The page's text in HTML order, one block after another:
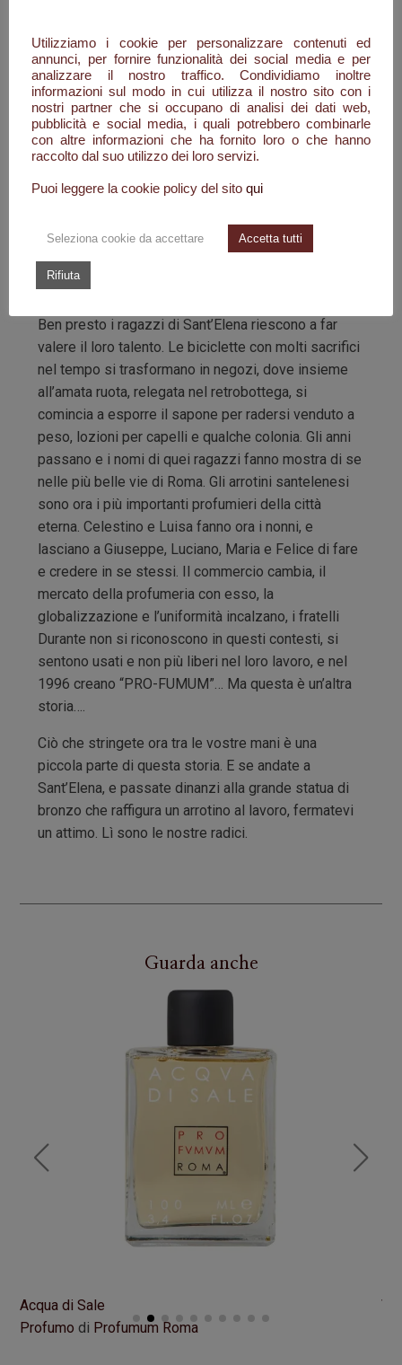
economiche e di vita per la maggioranza della
comunità santelenese: ma molti di quei ragazzi
avevano una grande maestria sotto le loro mani, le
forbici, i coltelli e qualsiasi strumento da taglio e di
lama tornavano come nuovi. Celestino raccoglie le
poche cose che ha e con Luisa, divenuta sua
partono in tanti. Ognuno per la propria strada e i
propri sogni, ciascuno di loro con una bicicletta
attrezzata alla bisogna, qualcuno più fortunato con
una lambretta, inizia a girare per lungo e per largo la
città.
Ben presto i ragazzi di Sant’Elena riescono a far
valere il loro talento. Le biciclette con molti sacrifici
nel tempo si trasformano in negozi, dove insieme
all’amata ruota, relegata nel retrobottega, si
comincia a esporre il sapone per radersi venduto a
peso, lozioni per capelli e qualche colonia. Gli anni
passano e i nomi di quei ragazzi fanno mostra di se
nelle più belle vie di Roma. Gli arrotini santelenesi
sono ora i più importanti profumieri della città
eterna. Celestino e Luisa fanno ora i nonni, e
lasciano a Giuseppe, Luciano, Maria e Felice di fare
e credere in se stessi. Il commercio cambia, il
mercato della profumeria con esso, la
globalizzazione e l’uniformità incalzano, i fratelli
Durante non si riconoscono in questi contesti, si
sentono usati e non più liberi nel loro lavoro, e nel
1996 creano “PRO-FUMUM”… Ma questa è un’altra
storia….
Ciò che stringete ora tra le vostre mani è una
piccola parte di questa storia. E se andate a
Sant’Elena, e passate dinanzi alla grande statua di
bronzo che raffigura un arrotino al lavoro, fermatevi
un attimo. Lì sono le nostre radici.
Guarda anche
Acqua di Sale
Profumo di Profumum Roma
Utilizziamo i cookie per personalizzare contenuti ed
annunci, per fornire funzionalità dei social media e per
analizzare il nostro traffico. Condividiamo inoltre
informazioni sul modo in cui utilizza il nostro sito con i
nostri partner che si occupano di analisi dei dati web,
pubblicità e social media, i quali potrebbero combinarle
con altre informazioni che ha fornito loro o che hanno
raccolto dal suo utilizzo dei loro servizi.
Puoi leggere la cookie policy del sito qui
Seleziona cookie da accettare Accetta tutti
Rifiuta